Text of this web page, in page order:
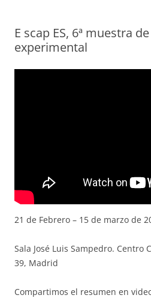
E scap ES, 6ª muestra
experimental
21 de Febrero – 15 de marzo de
Sala José Luis Sampedro. Centro
39, Madrid
Compartimos el resumen en